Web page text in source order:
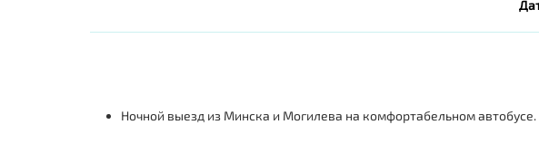
Ночной выезд из Минска и Могилева на комфортабельном автобусе.